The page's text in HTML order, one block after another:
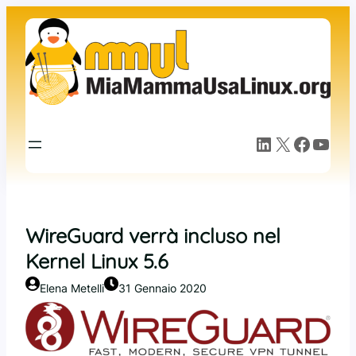
contenuto
LinkedIn X Facebook YouTube
WireGuard verrà incluso nel
Kernel Linux 5.6
Elena Metelli 31 Gennaio 2020